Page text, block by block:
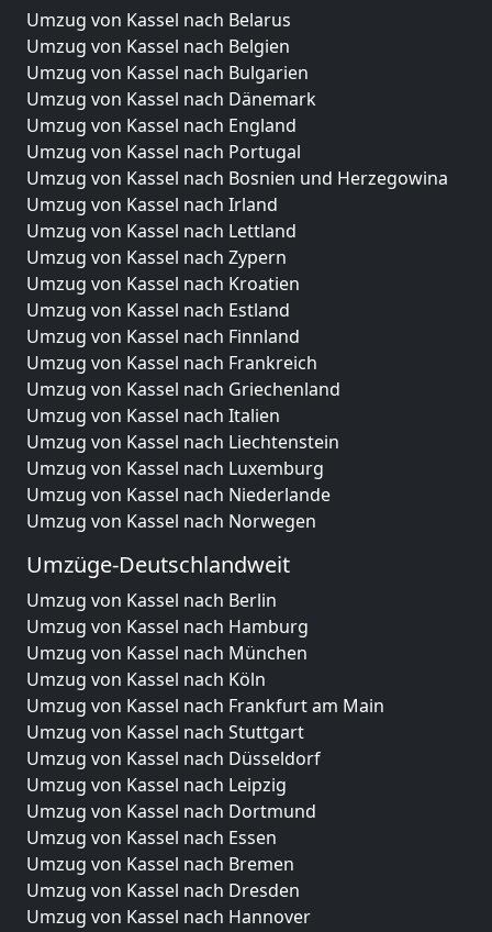
Umzug von Kassel nach Belarus
Umzug von Kassel nach Belgien
Umzug von Kassel nach Bulgarien
Umzug von Kassel nach Dänemark
Umzug von Kassel nach England
Umzug von Kassel nach Portugal
Umzug von Kassel nach Bosnien und Herzegowina
Umzug von Kassel nach Irland
Umzug von Kassel nach Lettland
Umzug von Kassel nach Zypern
Umzug von Kassel nach Kroatien
Umzug von Kassel nach Estland
Umzug von Kassel nach Finnland
Umzug von Kassel nach Frankreich
Umzug von Kassel nach Griechenland
Umzug von Kassel nach Italien
Umzug von Kassel nach Liechtenstein
Umzug von Kassel nach Luxemburg
Umzug von Kassel nach Niederlande
Umzug von Kassel nach Norwegen
Umzüge-Deutschlandweit
Umzug von Kassel nach Berlin
Umzug von Kassel nach Hamburg
Umzug von Kassel nach München
Umzug von Kassel nach Köln
Umzug von Kassel nach Frankfurt am Main
Umzug von Kassel nach Stuttgart
Umzug von Kassel nach Düsseldorf
Umzug von Kassel nach Leipzig
Umzug von Kassel nach Dortmund
Umzug von Kassel nach Essen
Umzug von Kassel nach Bremen
Umzug von Kassel nach Dresden
Umzug von Kassel nach Hannover